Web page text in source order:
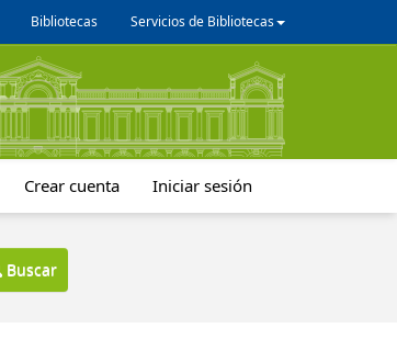
Bibliotecas Servicios de Bibliotecas
Crear cuenta Iniciar sesión
Buscar